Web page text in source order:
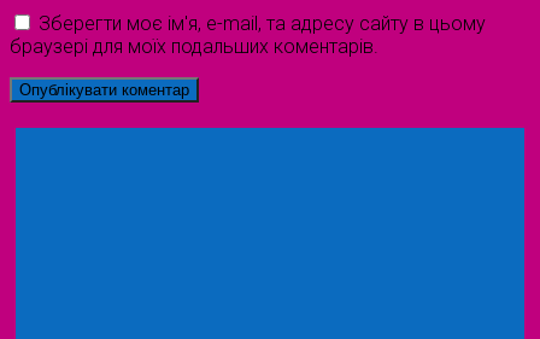
Зберегти моє ім'я, e-mail, та адресу сайту в цьому
браузері для моїх подальших коментарів.